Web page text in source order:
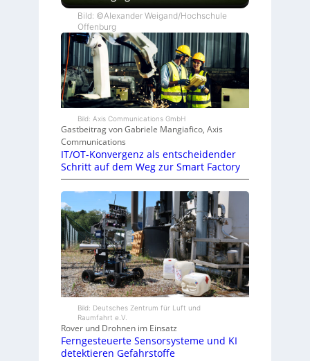
Bild: ©Alexander Weigand/Hochschule
Offenburg
Bild: Axis Communications GmbH
Gastbeitrag von Gabriele Mangiafico, Axis
Communications
IT/OT-Konvergenz als entscheidender
Schritt auf dem Weg zur Smart Factory
Bild: Deutsches Zentrum für Luft und
Raumfahrt e.V.
Rover und Drohnen im Einsatz
Ferngesteuerte Sensorsysteme und KI
detektieren Gefahrstoffe